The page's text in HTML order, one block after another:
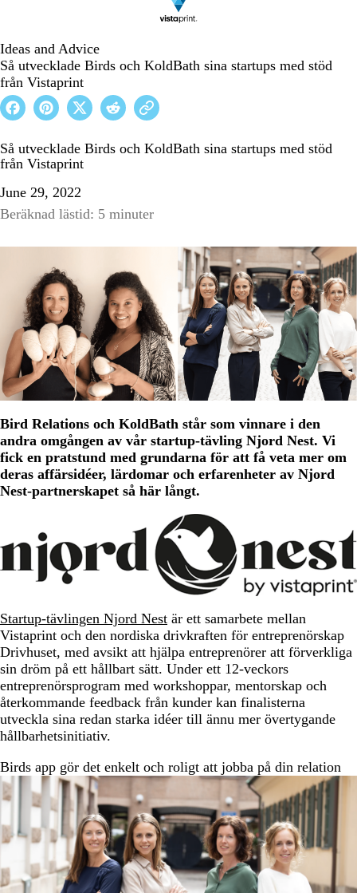
Ideas and Advice
Så utvecklade Birds och KoldBath sina startups med stöd
från Vistaprint
Så utvecklade Birds och KoldBath sina startups med stöd
från Vistaprint
June 29, 2022
Beräknad lästid: 5 minuter
Bird Relations och KoldBath står som vinnare i den
andra omgången av vår startup-tävling Njord Nest. Vi
fick en pratstund med grundarna för att få veta mer om
deras affärsidéer, lärdomar och erfarenheter av Njord
Nest-partnerskapet så här långt.
Startup-tävlingen Njord Nest är ett samarbete mellan
Vistaprint och den nordiska drivkraften för entreprenörskap
Drivhuset, med avsikt att hjälpa entreprenörer att förverkliga
sin dröm på ett hållbart sätt. Under ett 12-veckors
entreprenörsprogram med workshoppar, mentorskap och
återkommande feedback från kunder kan finalisterna
utveckla sina redan starka idéer till ännu mer övertygande
hållbarhetsinitiativ.
Birds app gör det enkelt och roligt att jobba på din relation